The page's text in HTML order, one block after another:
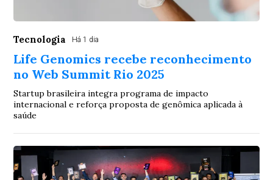
Tecnologia Há 1 dia
Life Genomics recebe reconhecimento
no Web Summit Rio 2025
Startup brasileira integra programa de impacto
internacional e reforça proposta de genômica aplicada à
saúde